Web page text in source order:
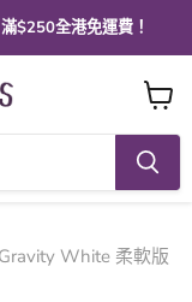
$250全港免運費！
查
看
購
物
車
White 柔軟版